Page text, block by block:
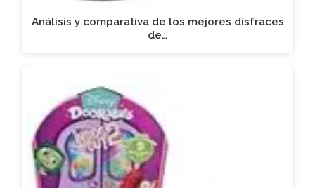
Análisis y comparativa de los mejores disfraces
de…